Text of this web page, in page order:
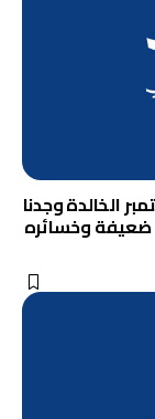
الخالدة وجدنا
ضعيفة وخسائره